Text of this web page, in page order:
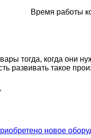
Время работы
тогда, когда они
развивать такое
новое